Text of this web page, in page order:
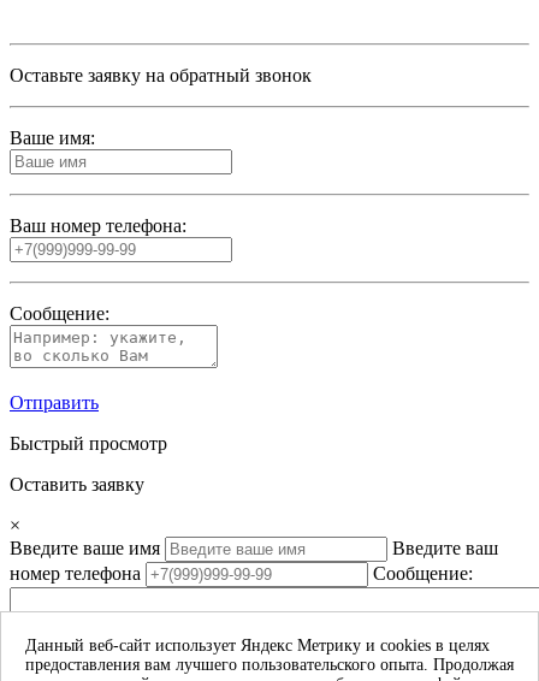
Оставьте заявку на обратный звонок
Ваше имя:
Ваш номер телефона:
Сообщение:
Отправить
Быстрый просмотр
Оставить заявку
×
Введите ваше имя
Введите ваш
номер телефона
Сообщение:
Данный веб-сайт использует Яндекс Метрику и cookies в целях
предоставления вам лучшего пользовательского опыта. Продолжая